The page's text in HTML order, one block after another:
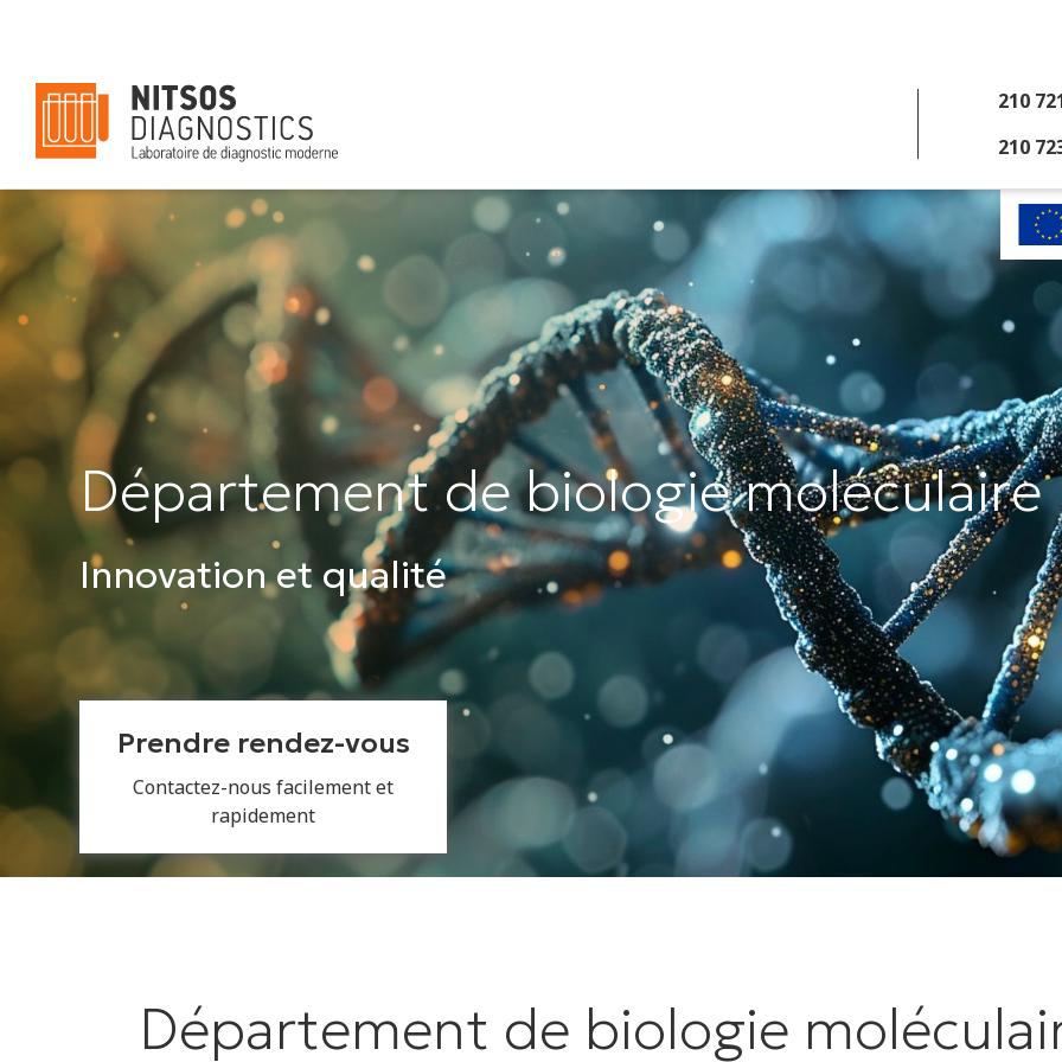
210
210
Prendre rendez-vous
Contactez-nous facilement et
rapidement
Départements - Examens
Département de biologie moléculaire
Innovation et qualité
Département de biologie moléculaire
Innovation et qualité
Département de biologie